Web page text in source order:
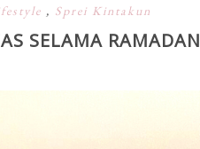
, Sprei Kintakun
SELAMA RAMADAN